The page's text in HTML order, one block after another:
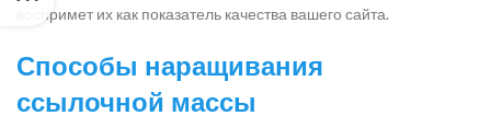
воспримет их как показатель качества вашего сайта.
Способы наращивания
ссылочной массы